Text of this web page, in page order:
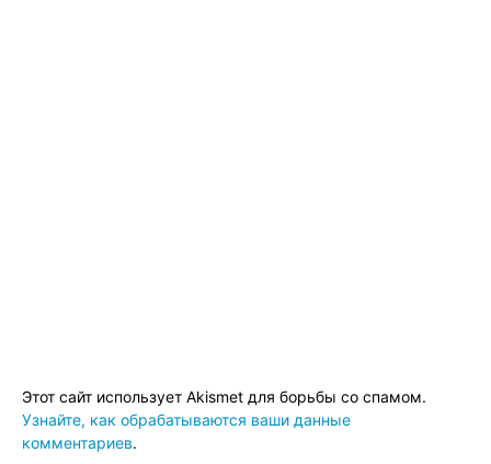
Этот сайт использует Akismet для борьбы со спамом.
Узнайте, как обрабатываются ваши данные
комментариев.